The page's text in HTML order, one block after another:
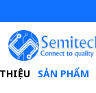
SẢN PHẨM